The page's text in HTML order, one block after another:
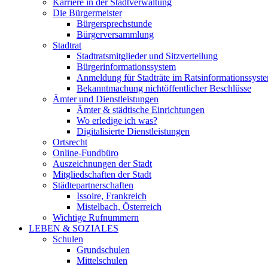
Karriere in der Stadtverwaltung
Die Bürgermeister
Bürgersprechstunde
Bürgerversammlung
Stadtrat
Stadtratsmitglieder und Sitzverteilung
Bürgerinformationssystem
Anmeldung für Stadträte im
Bekanntmachung nichtöffentlicher Beschlüsse
Ämter und Dienstleistungen
Ämter & städtische Einrichtungen
Wo erledige ich was?
Digitalisierte Dienstleistungen
Ortsrecht
Online-Fundbüro
Auszeichnungen der Stadt
Mitgliedschaften der Stadt
Städtepartnerschaften
Issoire, Frankreich
Mistelbach, Österreich
Wichtige Rufnummern
LEBEN & SOZIALES
Schulen
Grundschulen
Mittelschulen